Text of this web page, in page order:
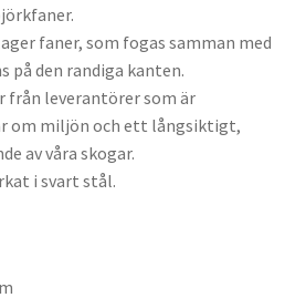
faner, som fogas samman med
på den randiga kanten.
från leverantörer som är
om miljön och ett långsiktigt,
av våra skogar.
i svart stål.